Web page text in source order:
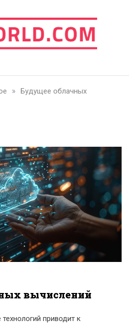
»
Будущее облачных
вычислений
приводит к